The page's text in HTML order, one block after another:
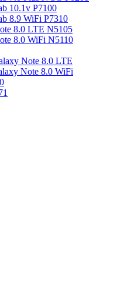
10.1v P7100
8.9 WiFi P7310
8.0 LTE N5105
8.0 WiFi N5110
Note 8.0 LTE
Note 8.0 WiFi